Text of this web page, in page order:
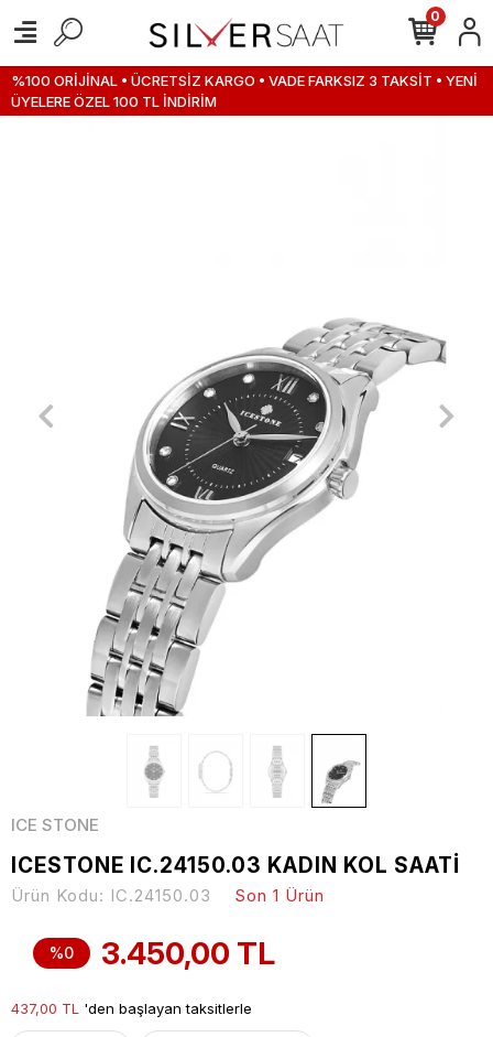
%100 ORİJİNAL • ÜCRETSİZ KARGO • VADE FARKSIZ 3 TAKSİT • YENİ
ÜYELERE ÖZEL 100 TL İNDİRİM
0
ICE STONE
ICESTONE IC.24150.03 KADIN KOL SAATİ
Ürün Kodu: IC.24150.03 Son 1 Ürün
%0 3.450,00 TL
437,00 TL 'den başlayan taksitlerle